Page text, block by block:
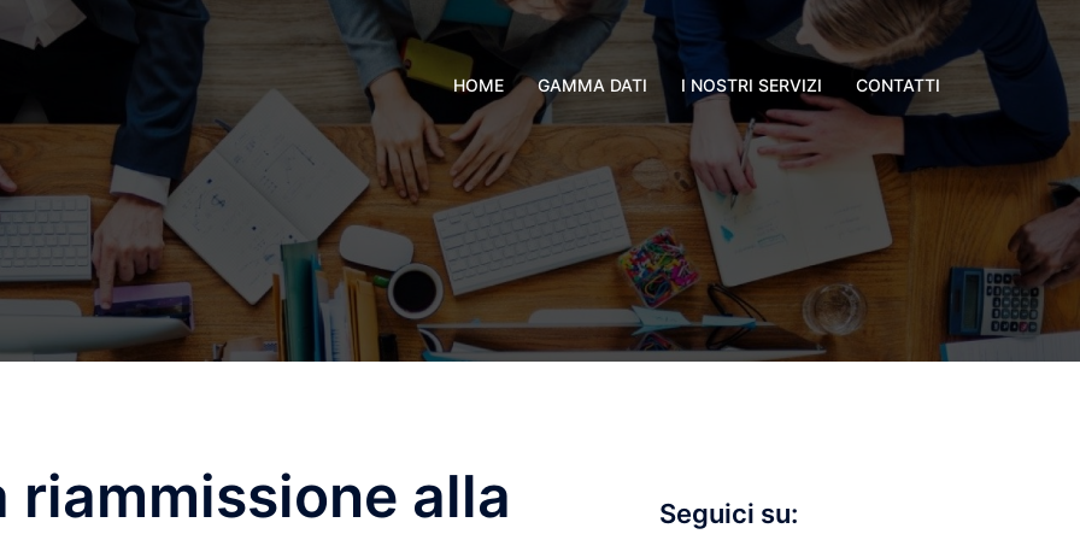
HOME GAMMA DATI I NOSTRI SERVIZI CONTATTI
riammissione alla
Seguici su: